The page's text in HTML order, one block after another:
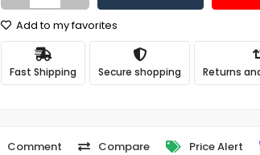
Add to my favorites
Fast Shipping Secure shopping Returns
Comment Compare Price Alert